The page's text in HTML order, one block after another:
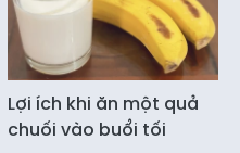
Lợi ích khi ăn một quả
chuối vào buổi tối